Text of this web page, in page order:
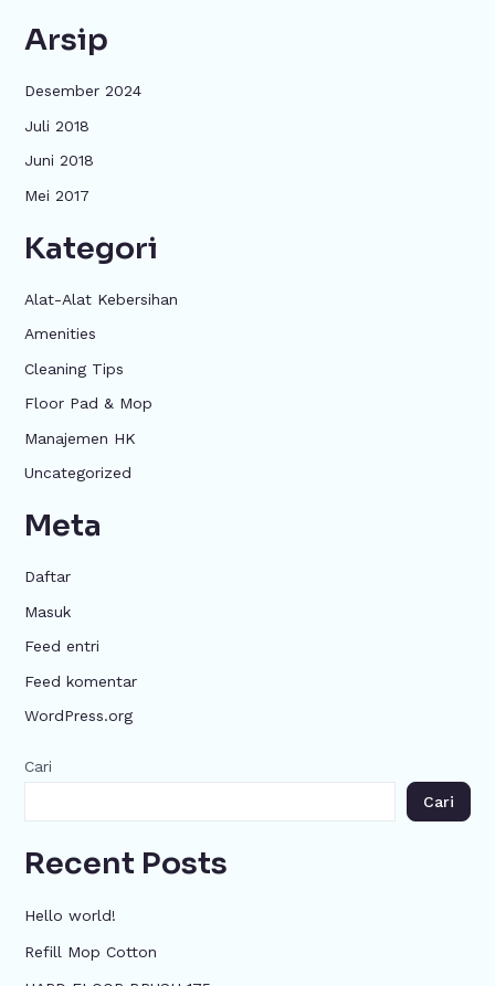
Arsip
Desember 2024
Juli 2018
Juni 2018
Mei 2017
Kategori
Alat-Alat Kebersihan
Amenities
Cleaning Tips
Floor Pad & Mop
Manajemen HK
Uncategorized
Meta
Daftar
Masuk
Feed entri
Feed komentar
WordPress.org
Cari
Cari
Recent Posts
Hello world!
Refill Mop Cotton